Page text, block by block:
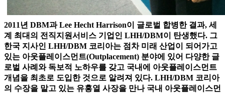
2011년 DBM과 Lee Hecht Harrison이 글로벌 합병한 결과, 세
계 최대의 전직지원서비스 기업인 LHH/DBM이 탄생했다. 그
한국 지사인 LHH/DBM 코리아는 점차 미래 산업이 되어가고
있는 아웃플레이스먼트(Outplacement) 분야에 있어 다양한 글
로벌 사례와 독보적 노하우를 갖고 국내에 아웃플레이스먼트
개념을 최초로 도입한 것으로 알려져 있다. LHH/DBM 코리아
의 수장을 맡고 있는 유홍열 사장을 만나 국내 아웃플레이스먼